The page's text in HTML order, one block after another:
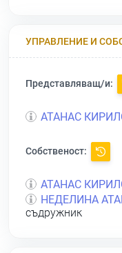
УПРАВЛЕНИЕ И
Представляващ/и:
АТАНАС
Собственост:
АТАНАС
НЕДЕЛИНА
съдружник